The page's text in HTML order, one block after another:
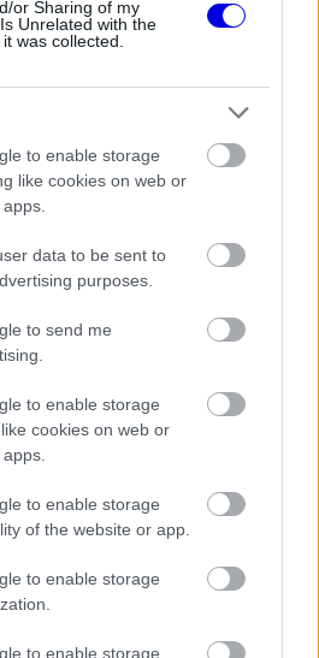
or Sharing of my
Unrelated with the
was collected.
to enable storage
like cookies on web or
data to be sent to
purposes.
to send me
to enable storage
cookies on web or
to enable storage
of the website or app.
to enable storage
to enable storage
1
új motorral érkeznek a
Nagydíjra az Aston
1
a Honda a sokkoló
után
kifejezetten tiszta és jó
rendben volt, és a pálya
Most meglátjuk, mit hoz az